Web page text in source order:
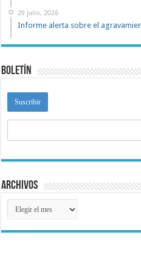
29 julio, 2026
Informe alerta sobre el
Boletín
Archivos
Archivos